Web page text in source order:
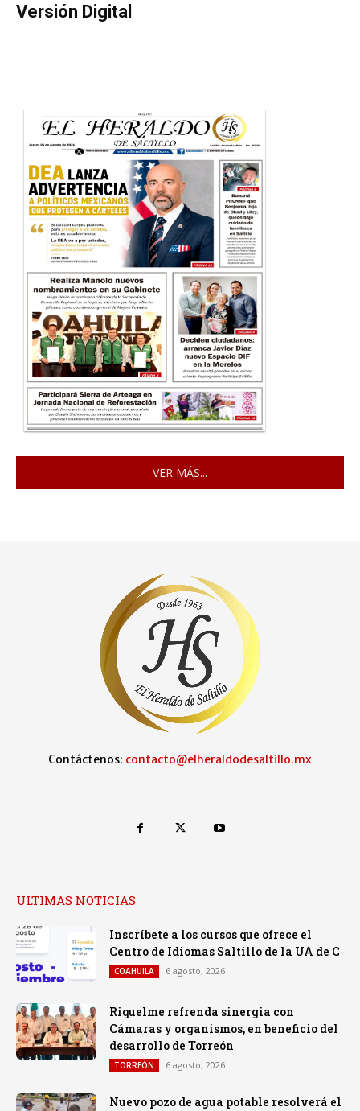
Versión Digital
VER MÁS...
Contáctenos: contacto@elheraldodesaltillo.mx
ULTIMAS NOTICIAS
Inscríbete a los cursos que ofrece el
Centro de Idiomas Saltillo de la UA de C
COAHUILA 6 agosto, 2026
Riquelme refrenda sinergia con
Cámaras y organismos, en beneficio del
desarrollo de Torreón
TORREÓN 6 agosto, 2026
Nuevo pozo de agua potable resolverá el